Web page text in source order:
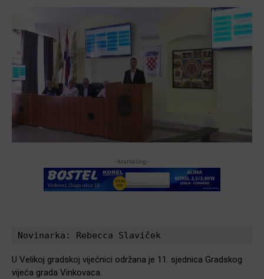
-Marketing-
Novinarka: Rebecca Slaviček
U Velikoj gradskoj vijećnici održana je 11. sjednica Gradskog
vijeća grada Vinkovaca.